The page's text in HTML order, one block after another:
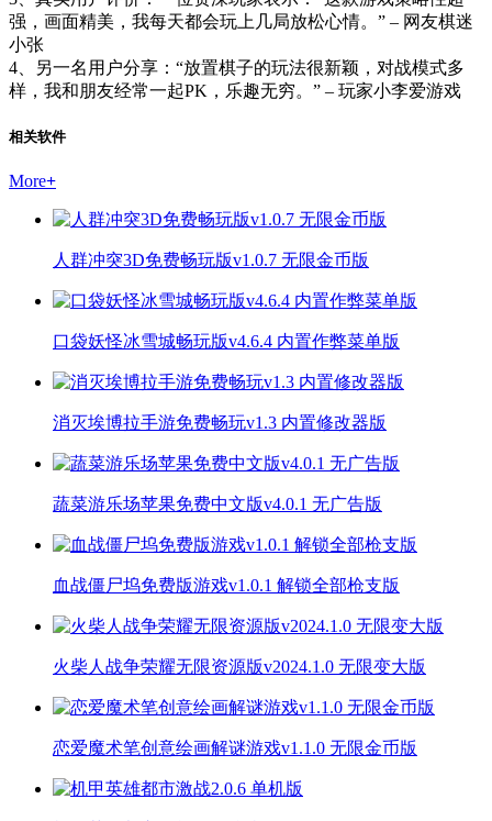
强，画面精美，我每天都会玩上几局放松心情。” – 网友棋迷
小张
4、另一名用户分享：“放置棋子的玩法很新颖，对战模式多
样，我和朋友经常一起PK，乐趣无穷。” – 玩家小李爱游戏
相关软件
More+
人群冲突3D免费畅玩版v1.0.7 无限金币版
口袋妖怪冰雪城畅玩版v4.6.4 内置作弊菜单版
消灭埃博拉手游免费畅玩v1.3 内置修改器版
蔬菜游乐场苹果免费中文版v4.0.1 无广告版
血战僵尸坞免费版游戏v1.0.1 解锁全部枪支版
火柴人战争荣耀无限资源版v2024.1.0 无限变大版
恋爱魔术笔创意绘画解谜游戏v1.1.0 无限金币版